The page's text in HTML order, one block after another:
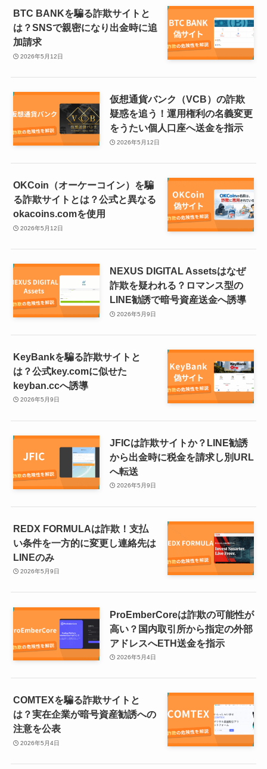
BTC BANKを騙る詐欺サイトと
は？SNSで親密になり出金時に追
加請求
2026年5月12日
仮想通貨バンク（VCB）の詐欺
疑惑を追う！運用権利の名義変更
をうたい個人口座へ送金を指示
2026年5月12日
OKCoin（オーケーコイン）を騙
る詐欺サイトとは？公式と異なる
okacoins.comを使用
2026年5月12日
NEXUS DIGITAL Assetsはなぜ
詐欺を疑われる？ロマンス型の
LINE勧誘で暗号資産送金へ誘導
2026年5月9日
KeyBankを騙る詐欺サイトと
は？公式key.comに似せた
keyban.ccへ誘導
2026年5月9日
JFICは詐欺サイトか？LINE勧誘
から出金時に税金を請求し別URL
へ転送
2026年5月9日
REDX FORMULAは詐欺！支払
い条件を一方的に変更し連絡先は
LINEのみ
2026年5月9日
ProEmberCoreは詐欺の可能性が
高い？国内取引所から指定の外部
アドレスへETH送金を指示
2026年5月4日
COMTEXを騙る詐欺サイトと
は？実在企業が暗号資産勧誘への
注意を公表
2026年5月4日